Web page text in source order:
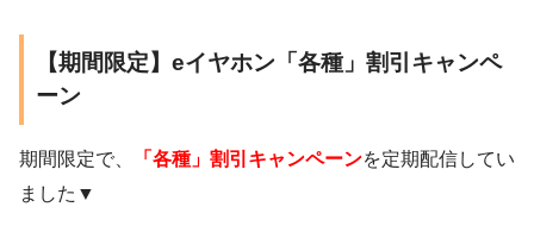
【期間限定】eイヤホン「各種」割引キャンペ
ーン
期間限定で、 「各種」割引キャンペーンを定期配信してい
ました▼